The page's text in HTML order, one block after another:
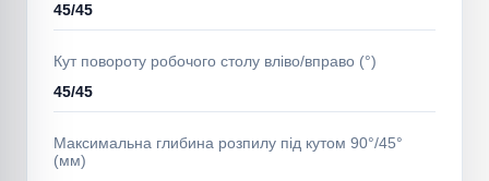
45/45
Кут повороту робочого столу вліво/вправо (°)
45/45
Максимальна глибина розпилу під кутом 90°/45°
(мм)